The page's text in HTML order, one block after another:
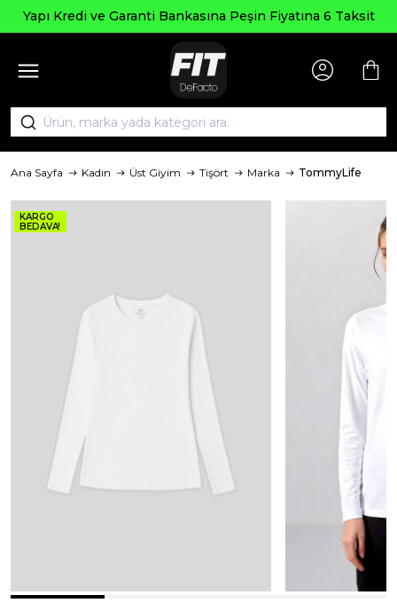
Yapı Kredi ve Garanti Bankasına Peşin Fiyatına 6 Taksit
Ana Sayfa Kadın Üst Giyim Tişört Marka TommyLife
KARGO
BEDAVA!